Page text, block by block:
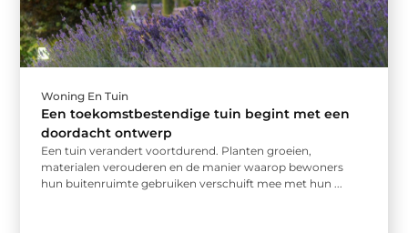
Woning En Tuin
Een toekomstbestendige tuin begint met een
doordacht ontwerp
Een tuin verandert voortdurend. Planten groeien,
materialen verouderen en de manier waarop bewoners
hun buitenruimte gebruiken verschuift mee met hun ...